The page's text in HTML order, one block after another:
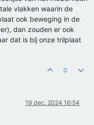
vlakken waarin de
ook beweging in de
dan zouden er ook
dat is bij onze trilplaat
0
19 dec. 2024 16:54